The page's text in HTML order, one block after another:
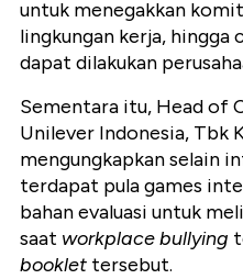
untuk menegakkan
lingkungan kerja, hingga
dapat dilakukan
Sementara itu, Head of
Unilever Indonesia, Tbk
mengungkapkan selain
terdapat pula games
bahan evaluasi untuk
saat workplace bullying
booklet tersebut.